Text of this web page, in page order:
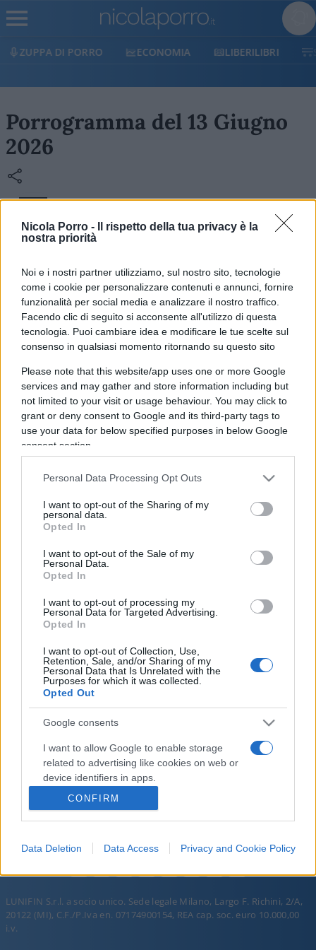
Nicola Porro -
Il rispetto della tua privacy è la
nostra priorità
Noi e i nostri partner utilizziamo, sul nostro sito, tecnologie
come i cookie per personalizzare contenuti e annunci, fornire
funzionalità per social media e analizzare il nostro traffico.
Facendo clic di seguito si acconsente all'utilizzo di questa
tecnologia. Puoi cambiare idea e modificare le tue scelte sul
consenso in qualsiasi momento ritornando su questo sito
Please note that this website/app uses one or more Google
services and may gather and store information including but
not limited to your visit or usage behaviour. You may click to
grant or deny consent to Google and its third-party tags to
use your data for below specified purposes in below Google
consent section.
Personal Data Processing Opt Outs
I want to opt-out of the Sharing of my
personal data.
Opted In
I want to opt-out of the Sale of my
Personal Data.
Opted In
I want to opt-out of processing my
Personal Data for Targeted Advertising.
Opted In
I want to opt-out of Collection, Use,
Retention, Sale, and/or Sharing of my
Personal Data that Is Unrelated with the
Purposes for which it was collected.
Opted Out
Google consents
I want to allow Google to enable storage
related to advertising like cookies on web or
device identifiers in apps.
I want to allow my user data to be sent to
Google for online advertising purposes.
I want to allow Google to send me
related to analytics like cookies on web or
CONFIRM
Data Deletion Data Access Privacy and Cookie Policy
ZUPPA DI PORRO ECONOMIA LIBERILIBRI
Porrogramma del 13 Giugno
2026
Il Porrogramma è il Cruciverba di Nicola Porro: un
gioco enigmistico che mixa attualità, cultura e un
all’altezza delle definizioni più pungenti!
🔍 Verifica risposte 🎱 Svela soluzione
1
Assassini a pagamento, specialisti di missioni che
PORROGRAMMA
DEL 12 GIU 2026
PORROGRAMMA
DEL 14 GIU 2026
LUNIFIN S.r.l. a socio unico. Sede legale Milano, Largo F. Richini, 2/A,
20122 (MI), C.F./P.Iva en. 07174900154, REA cap. soc. euro 10.000,00
i.v.